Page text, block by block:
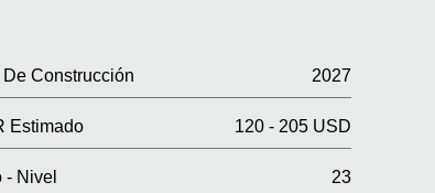
Construcción 2027
Estimado 120 - 205 USD
- Nivel 23